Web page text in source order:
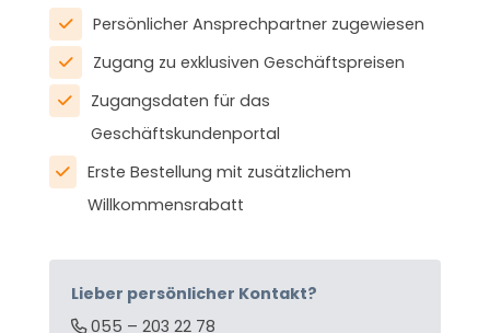
Persönlicher Ansprechpartner zugewiesen
Zugang zu exklusiven Geschäftspreisen
Zugangsdaten für das
Geschäftskundenportal
Erste Bestellung mit zusätzlichem
Willkommensrabatt
Lieber persönlicher Kontakt?
055 – 203 22 78